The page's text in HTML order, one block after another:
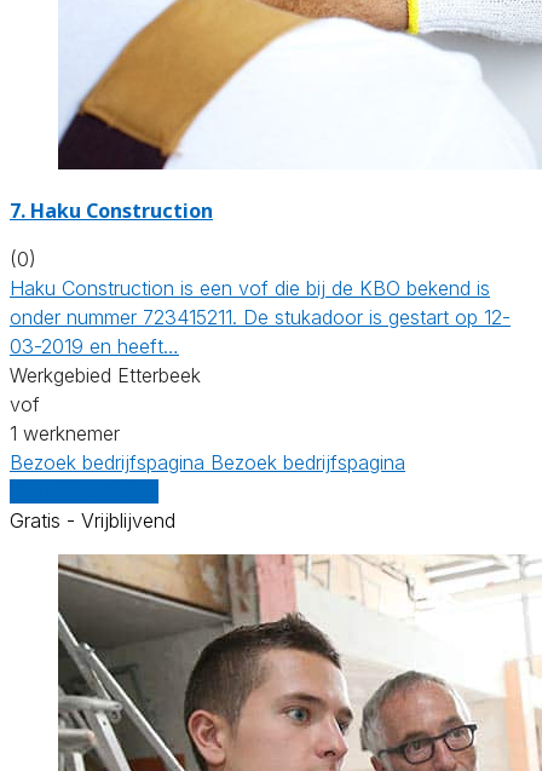
7. Haku Construction
(0)
Haku Construction is een vof die bij de KBO bekend is
onder nummer 723415211. De stukadoor is gestart op 12-
03-2019 en heeft…
Werkgebied Etterbeek
vof
1 werknemer
Bezoek bedrijfspagina Bezoek bedrijfspagina
Gratis - Vrijblijvend